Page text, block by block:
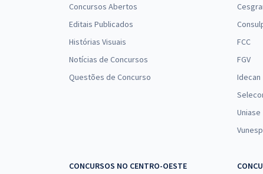
Concursos Abertos
Editais Publicados
Histórias Visuais
Notícias de Concursos
Questões de Concurso
FCC
FGV
Idecan
Uniase
Vunesp
CONCURSOS NO CENTRO-OESTE